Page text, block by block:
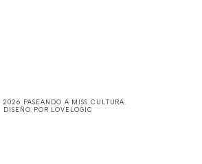
2026 PASEANDO A MISS CULTURA
DISEÑO POR LOVELOGIC